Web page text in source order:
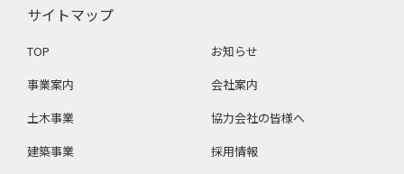
サイトマップ
TOP
事業案内
土木事業
建築事業
お知らせ
会社案内
協力会社の皆様へ
採用情報